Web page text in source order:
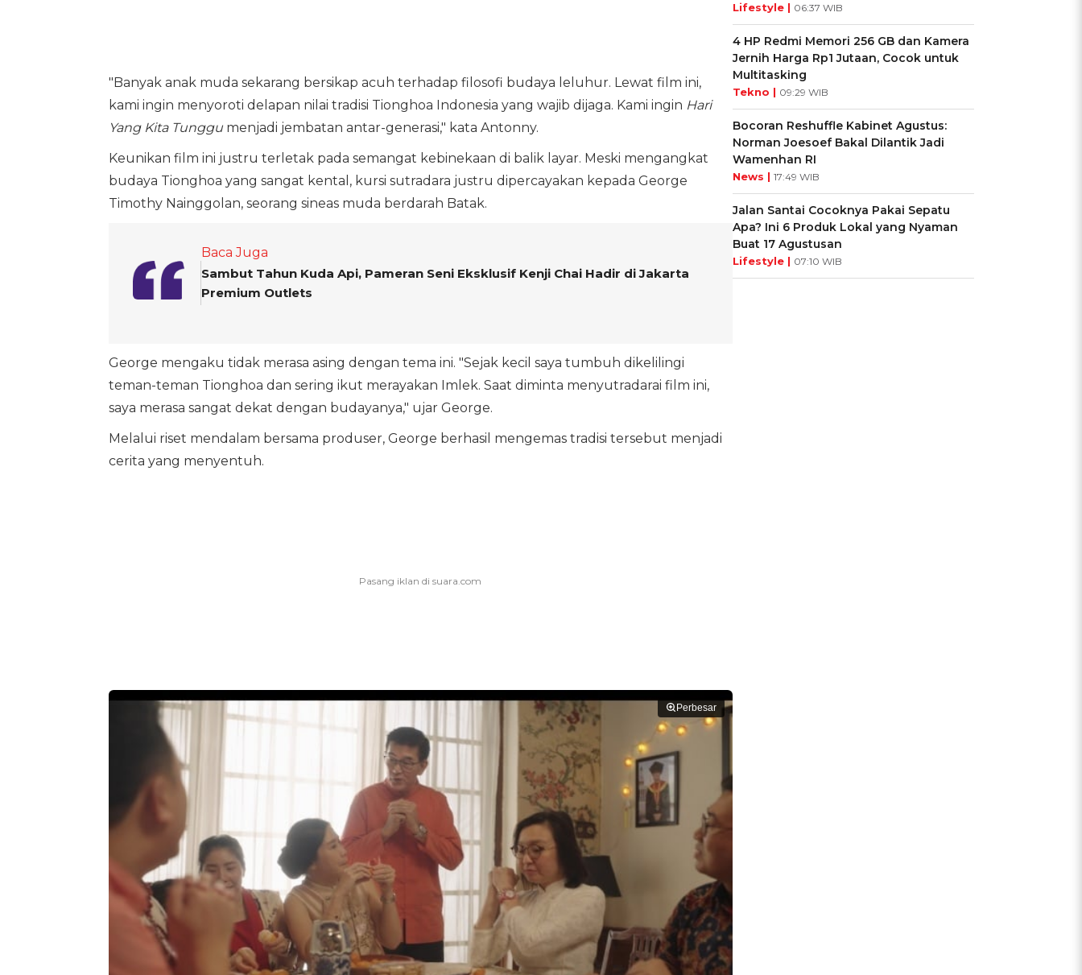
"Banyak anak muda sekarang bersikap acuh terhadap filosofi budaya leluhur. Lewat film ini,
kami ingin menyoroti delapan nilai tradisi Tionghoa Indonesia yang wajib dijaga. Kami ingin Hari
Yang Kita Tunggumenjadi jembatan antar-generasi," kata Antonny.
Keunikan film ini justru terletak pada semangat kebinekaan di balik layar. Meski mengangkat
budaya Tionghoa yang sangat kental, kursi sutradara justru dipercayakan kepada George
Timothy Nainggolan, seorang sineas muda berdarah Batak.
Baca Juga
Sambut Tahun Kuda Api, Pameran Seni Eksklusif Kenji Chai Hadir di Jakarta
Premium Outlets
George mengaku tidak merasa asing dengan tema ini. "Sejak kecil saya tumbuh dikelilingi
teman-teman Tionghoa dan sering ikut merayakan Imlek. Saat diminta menyutradarai film ini,
saya merasa sangat dekat dengan budayanya," ujar George.
Melalui riset mendalam bersama produser, George berhasil mengemas tradisi tersebut menjadi
cerita yang menyentuh.
Perbesar
Lifestyle | 06:37 WIB
4 HP Redmi Memori 256 GB dan Kamera
Jernih Harga Rp1 Jutaan, Cocok untuk
Multitasking
Tekno | 09:29 WIB
Bocoran Reshuffle Kabinet Agustus:
Norman Joesoef Bakal Dilantik Jadi
Wamenhan RI
News | 17:49 WIB
Jalan Santai Cocoknya Pakai Sepatu
Apa? Ini 6 Produk Lokal yang Nyaman
Buat 17 Agustusan
Lifestyle | 07:10 WIB